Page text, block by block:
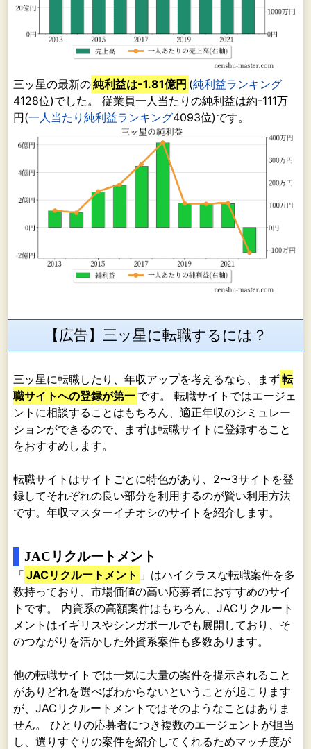
三ッ星の最新の純利益は-1.81億円 (純利益ランキング
4128位)でした。 従業員一人当たりの純利益は約-111万
円(一人当たり純利益ランキング4093位)です。
【広告】三ッ星に転職するには？
三ッ星に転職したり、年収アップを考えるなら、まず転
職サイトへの登録が第一 です。 転職サイトではエージェ
ントに相談することはもちろん、適正年収のシミュレー
ションができるので、まずは転職サイトに登録すること
をおすすめします。
転職サイトはサイトごとに特色があり、2〜3サイトを登
録してそれぞれの良い部分を利用するのが賢い利用方法
です。年収マスターイチオシのサイトを紹介します。
JACリクルートメント
「 JACリクルートメント 」はハイクラスな転職案件を多
数持っており、市場価値の高い応募者におすすめのサイ
トです。 内資系の高額案件はもちろん、JACリクルート
メントはイギリスやシンガポールでも展開しており、そ
のつながりを活かした外資系案件も多数あります。
他の転職サイトでは一気に大量の案件を提示されること
がありどれを選べばわからないということが起こります
が、JACリクルートメントではそのようなことはありま
せん。 ひとりの応募者につき複数のエージェントが担当
し、選りすぐりの案件を紹介してくれるためマッチ度が